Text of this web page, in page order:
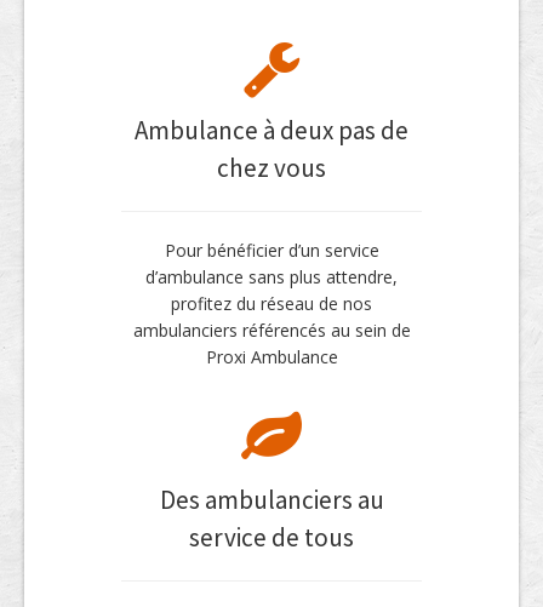
Ambulance à deux pas de
chez vous
Pour bénéficier d’un service
d’ambulance sans plus attendre,
profitez du réseau de nos
ambulanciers référencés au sein de
Proxi Ambulance
Des ambulanciers au
service de tous